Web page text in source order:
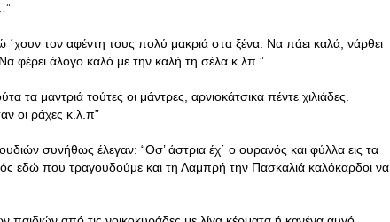
΄χουν τον αφέντη τους πολύ μακριά στα ξένα. Να πάει καλά, νάρθει
φέρει άλογο καλό με την καλή τη σέλα κ.λπ.”
τα μαντριά τούτες οι μάντρες, αρνιοκάτσικα πέντε χιλιάδες.
οι ράχες κ.λ.π”
συνήθως έλεγαν: “Οσ’ άστρια έχ΄ ο ουρανός και φύλλα εις τα
εδώ που τραγουδούμε και τη Λαμπρή την Πασκαλιά καλόκαρδοι να